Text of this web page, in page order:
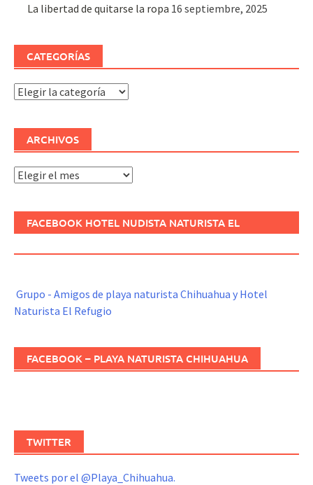
La libertad de quitarse la ropa 16 septiembre, 2025
CATEGORÍAS
Categorías
ARCHIVOS
Archivos
FACEBOOK HOTEL NUDISTA NATURISTA EL
Grupo - Amigos de playa naturista Chihuahua y Hotel
Naturista El Refugio
FACEBOOK – PLAYA NATURISTA CHIHUAHUA
TWITTER
Tweets por el @Playa_Chihuahua.